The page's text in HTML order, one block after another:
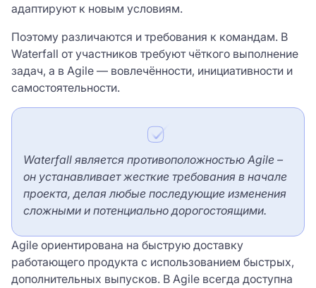
адаптируют к новым условиям.
Поэтому различаются и требования к командам. В
Waterfall от участников требуют чёткого выполнение
задач, а в Agile — вовлечённости, инициативности и
самостоятельности.
Waterfall является противоположностью Agile –
он устанавливает жесткие требования в начале
проекта, делая любые последующие изменения
сложными и потенциально дорогостоящими.
Agile ориентирована на быструю доставку
работающего продукта с использованием быстрых,
дополнительных выпусков. В Agile всегда доступна